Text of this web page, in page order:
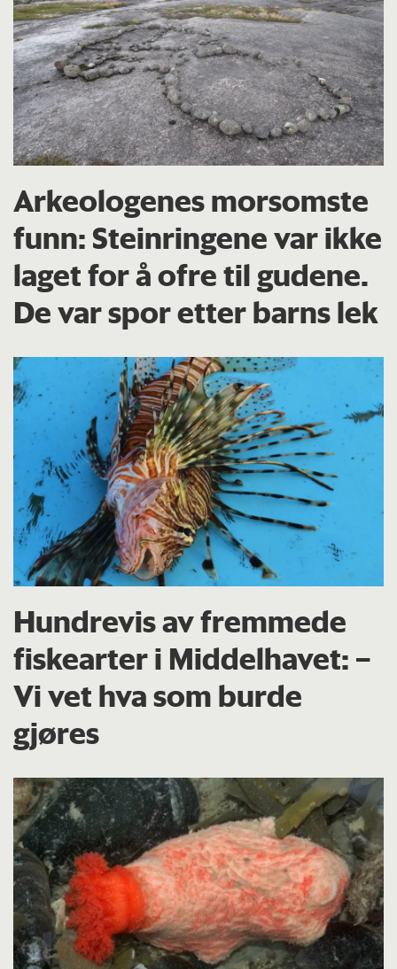
Arkeologenes morsomste
funn: Steinringene var ikke
laget for å ofre til gudene.
De var spor etter barns lek
Hundrevis av fremmede
fiskearter i Middelhavet: –
Vi vet hva som burde
gjøres